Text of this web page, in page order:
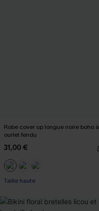
Robe cover up longue noire boho à
ourlet fendu
31,00 €
Taille haute